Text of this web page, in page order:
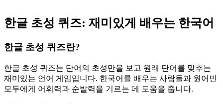
한글 초성 퀴즈: 재미있게 배우는 한국어
한글 초성 퀴즈란?
한글 초성 퀴즈는 단어의 초성만을 보고 원래 단어를 맞추는
재미있는 언어 게임입니다. 한국어를 배우는 사람들과 원어민
모두에게 어휘력과 순발력을 기르는 데 도움을 줍니다.